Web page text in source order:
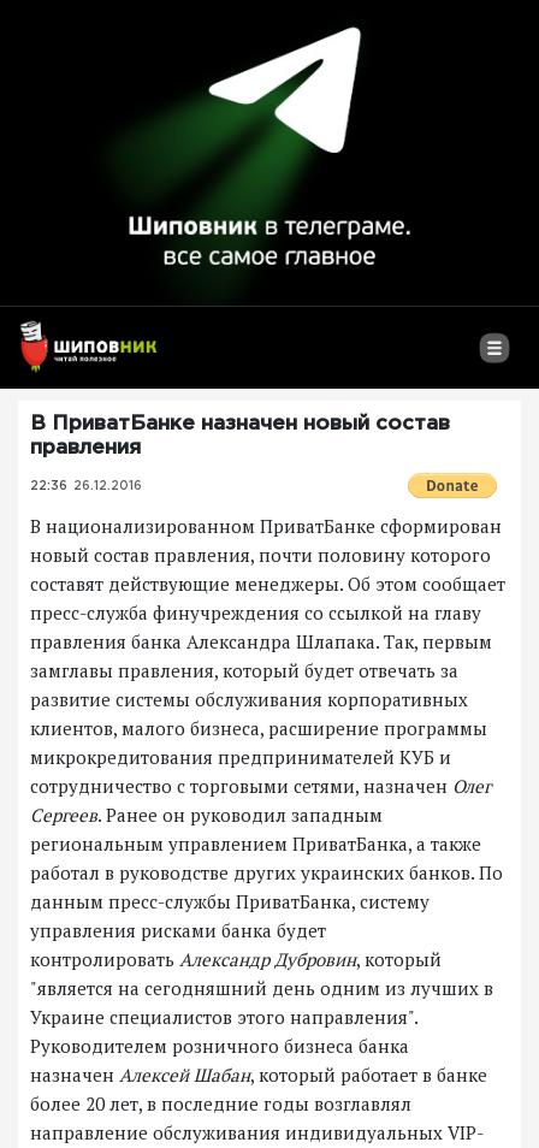
В ПриватБанке назначен новый состав
правления
22:36 26.12.2016
В национализированном ПриватБанке сформирован
новый состав правления, почти половину которого
составят действующие менеджеры. Об этом сообщает
пресс-служба финучреждения со ссылкой на главу
правления банка Александра Шлапака. Так, первым
замглавы правления, который будет отвечать за
развитие системы обслуживания корпоративных
клиентов, малого бизнеса, расширение программы
микрокредитования предпринимателей КУБ и
сотрудничество с торговыми сетями, назначен Олег
Сергеев. Ранее он руководил западным
региональным управлением ПриватБанка, а также
работал в руководстве других украинских банков. По
данным пресс-службы ПриватБанка, систему
управления рисками банка будет
контролировать Александр Дубровин, который
"является на сегодняшний день одним из лучших в
Украине специалистов этого направления".
Руководителем розничного бизнеса банка
назначен Алексей Шабан, который работает в банке
более 20 лет, в последние годы возглавлял
направление обслуживания индивидуальных VIP-